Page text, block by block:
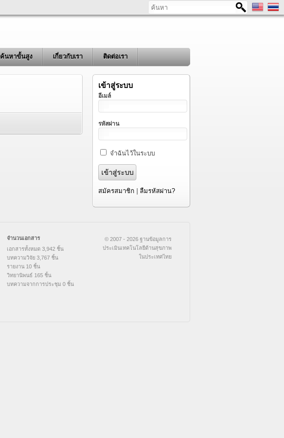
ค้นหา
ค้นหาขั้นสูง เกี่ยวกับเรา ติดต่อเรา
เข้าสู่ระบบ
อีเมล์
รหัสผ่าน
จำฉันไว้ในระบบ
สมัครสมาชิก ลืมรหัสผ่าน?
จำนวนเอกสาร
เอกสารทั้งหมด 3,942 ชิ้น
บทความวิจัย 3,767 ชิ้น
รายงาน 10 ชิ้น
วิทยานิพนธ์ 165 ชิ้น
บทความจากการประชุม 0 ชิ้น
© 2007 - 2026 ฐานข้อมูลการ
ประเมินเทคโนโลยีด้านสุขภาพ
ในประเทศไทย